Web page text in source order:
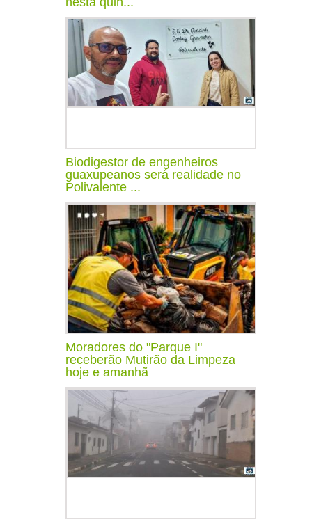
Biodigestor de engenheiros
guaxupeanos será realidade no
Polivalente ...
Moradores do "Parque I"
receberão Mutirão da Limpeza
hoje e amanhã